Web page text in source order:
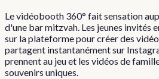
Le vidéobooth 360° fait sensation
d'une bar mitzvah. Les jeunes invités
sur la plateforme pour créer des
partagent instantanément sur
prennent au jeu et les vidéos de
souvenirs uniques.